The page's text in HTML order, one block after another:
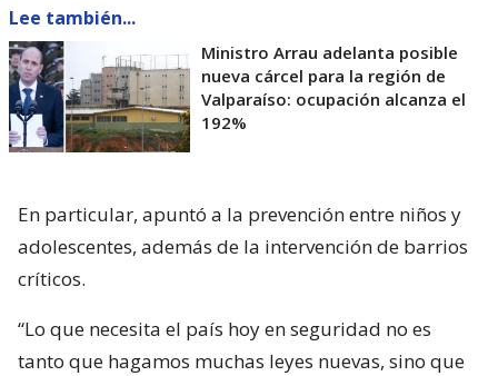
Lee también...
Ministro Arrau adelanta posible
nueva cárcel para la región de
Valparaíso: ocupación alcanza el
192%
En particular, apuntó a la prevención entre niños y
adolescentes, además de la intervención de barrios
críticos.
“Lo que necesita el país hoy en seguridad no es
tanto que hagamos muchas leyes nuevas, sino que